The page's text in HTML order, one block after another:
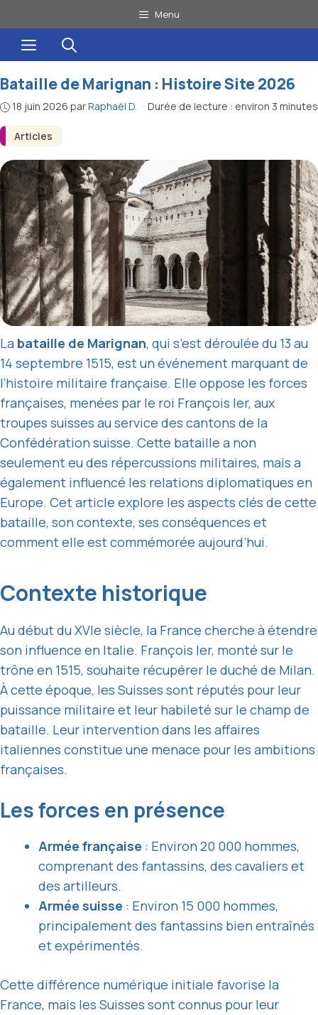
au
contenu
Menu
Menu
Articles
Bataille de Marignan : Histoire Site 2026
18 juin 2026 parRaphaël D. · Durée de lecture : environ 3 minutes
La bataille de Marignan, qui s’est déroulée du 13 au
14 septembre 1515, est un événement marquant de
l’histoire militaire française. Elle oppose les forces
françaises, menées par le roi François Ier, aux
troupes suisses au service des cantons de la
Confédération suisse. Cette bataille a non
seulement eu des répercussions militaires, mais a
également influencé les relations diplomatiques en
Europe. Cet article explore les aspects clés de cette
bataille, son contexte, ses conséquences et
comment elle est commémorée aujourd’hui.
Contexte historique
Au début du XVIe siècle, la France cherche à étendre
son influence en Italie. François Ier, monté sur le
trône en 1515, souhaite récupérer le duché de Milan.
À cette époque, les Suisses sont réputés pour leur
puissance militaire et leur habileté sur le champ de
bataille. Leur intervention dans les affaires
italiennes constitue une menace pour les ambitions
françaises.
Les forces en présence
Armée française : Environ 20 000 hommes,
comprenant des fantassins, des cavaliers et
des artilleurs.
Armée suisse : Environ 15 000 hommes,
principalement des fantassins bien entraînés
et expérimentés.
Cette différence numérique initiale favorise la
France, mais les Suisses sont connus pour leur